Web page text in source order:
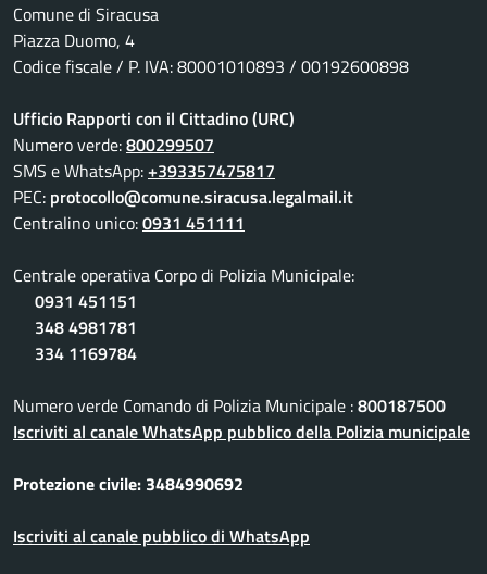
Comune di Siracusa
Piazza Duomo, 4
Codice fiscale / P. IVA: 80001010893 / 00192600898
Ufficio Rapporti con il Cittadino (URC)
Numero verde:800299507
SMS e WhatsApp:+393357475817
PEC: protocollo@comune.siracusa.legalmail.it
Centralino unico:0931 451111
Centrale operativa Corpo di Polizia Municipale:
0931 451151
348 4981781
334 1169784
Numero verde Comando di Polizia Municipale :800187500
Iscriviti al canale WhatsApp pubblico della Polizia municipale
Protezione civile: 3484990692
Iscriviti al canale pubblico di WhatsApp